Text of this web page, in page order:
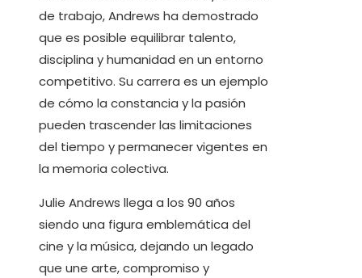
de trabajo, Andrews ha demostrado
que es posible equilibrar talento,
disciplina y humanidad en un entorno
competitivo. Su carrera es un ejemplo
de cómo la constancia y la pasión
pueden trascender las limitaciones
del tiempo y permanecer vigentes en
la memoria colectiva.
Julie Andrews llega a los 90 años
siendo una figura emblemática del
cine y la música, dejando un legado
que une arte, compromiso y